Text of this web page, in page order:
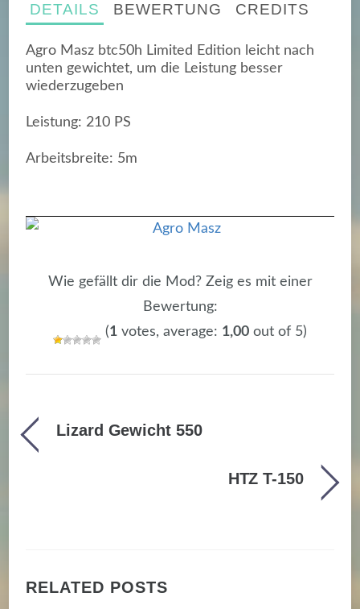
DETAILS BEWERTUNG CREDITS
Agro Masz btc50h Limited Edition leicht nach
unten gewichtet, um die Leistung besser
wiederzugeben
Leistung: 210 PS
Arbeitsbreite: 5m
Wie gefällt dir die Mod? Zeig es mit einer
Bewertung:
(1 votes, average: 1,00 out of 5)
Lizard Gewicht 550
HTZ T-150
RELATED POSTS